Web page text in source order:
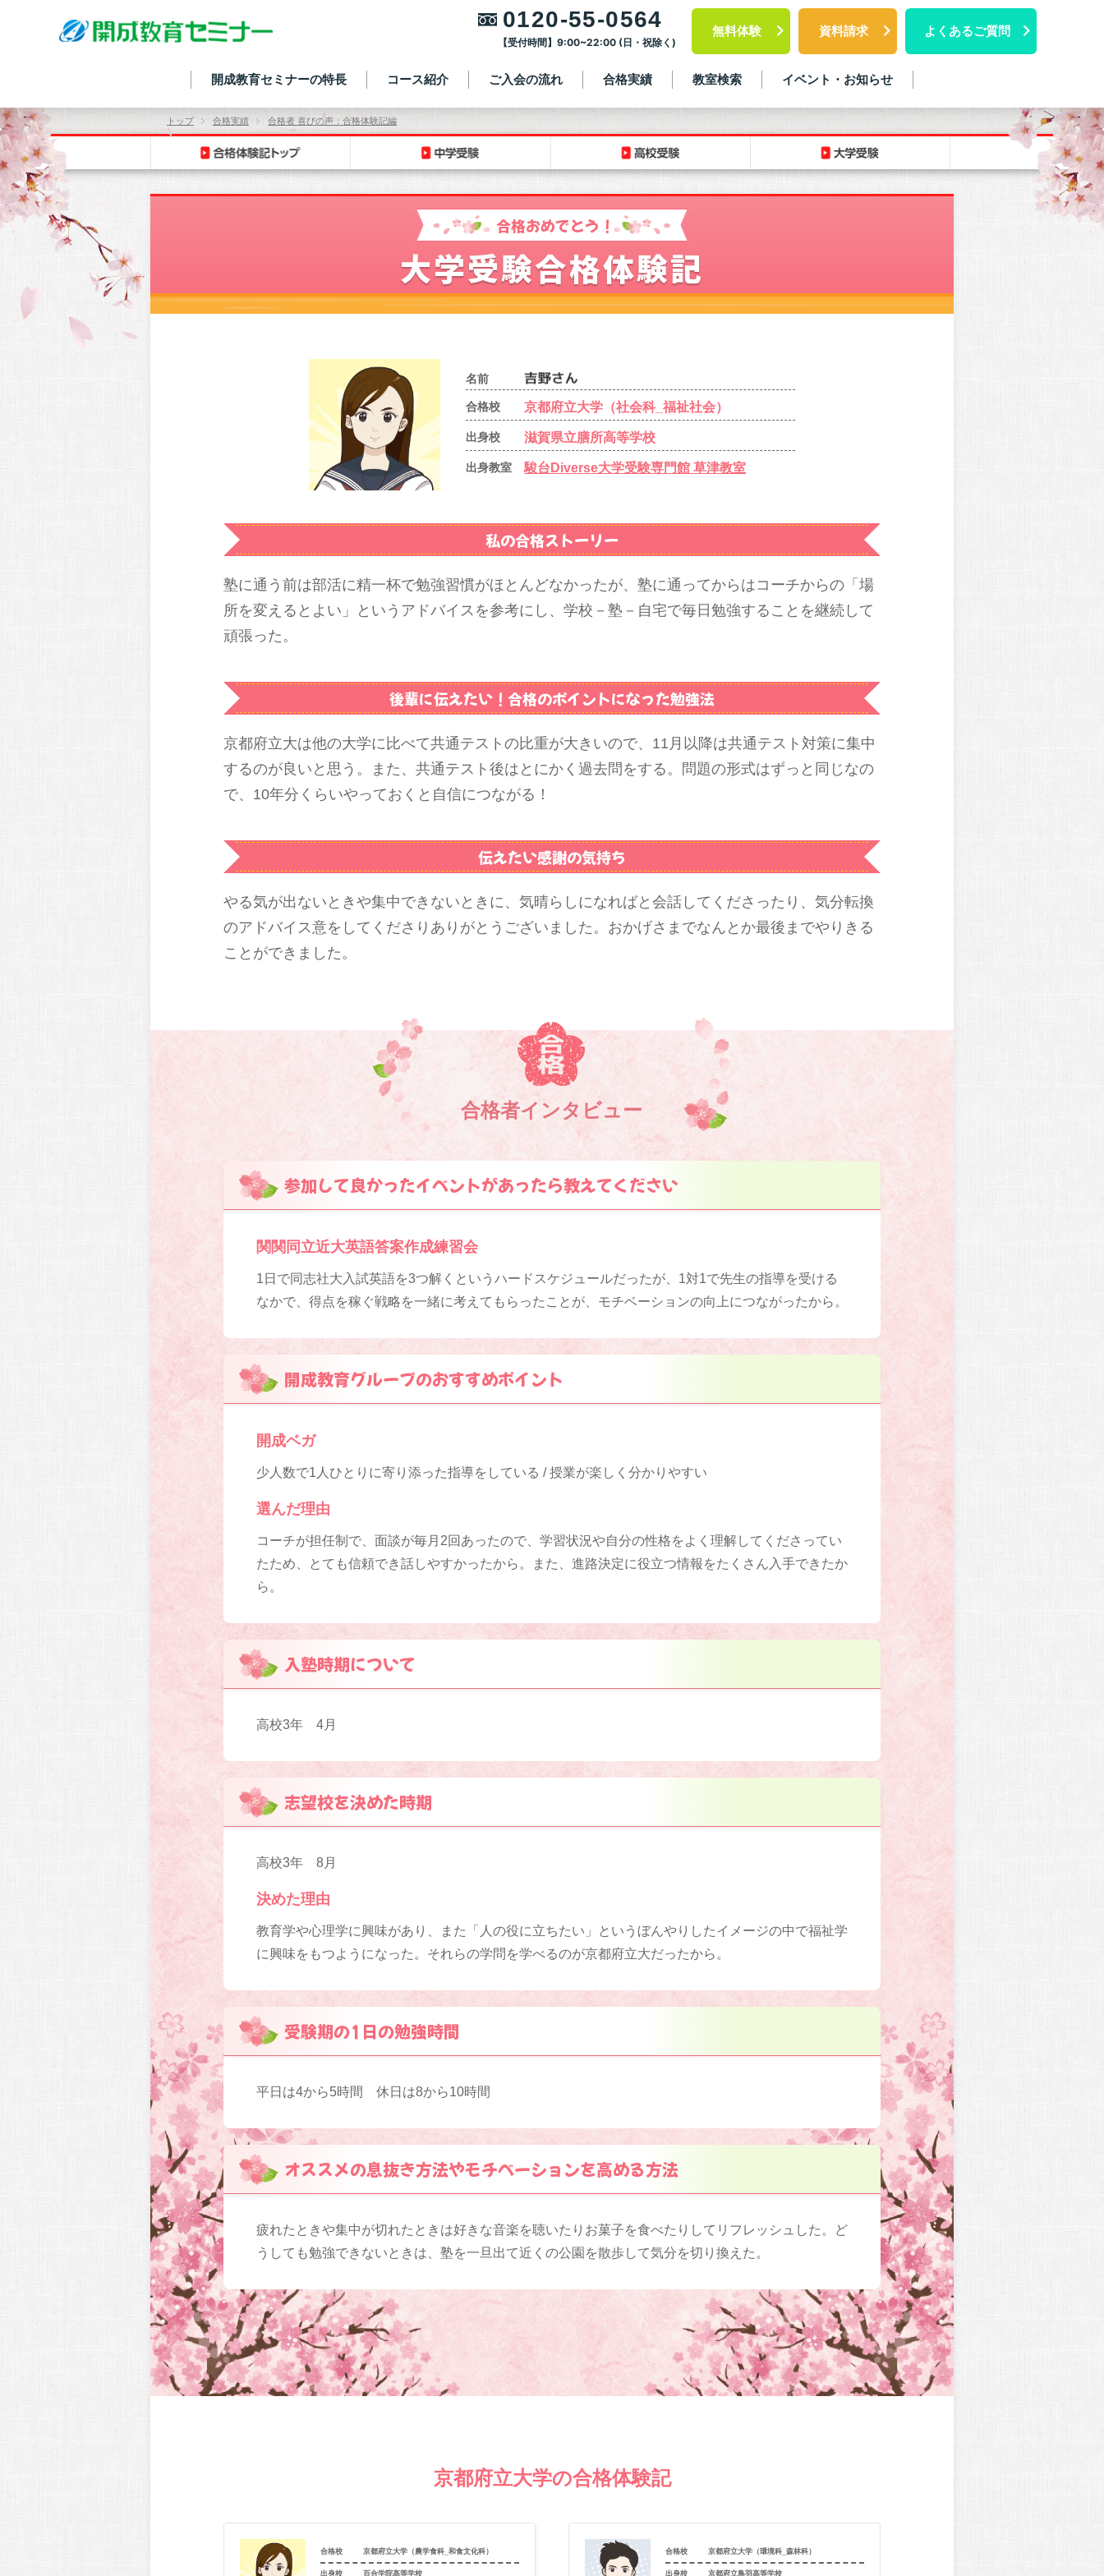
0120-55-0564
【受付時間】9:00~22:00 (日・祝除く)
無料体験 資料請求 よくあるご質問
開成教育セミナーの特長 コース紹介 ご入会の流れ 合格実績 教室検索 イベント・お知らせ
トップ 合格実績 合格者 喜びの声：合格体験記編
合格おめでとう！
大学受験合格体験記
名前
合格校 京都府立大学（社会科_福祉社会）
出身校 滋賀県立膳所高等学校
出身教室 駿台Diverse大学受験専門館 草津教室
私の合格ストーリー
塾に通う前は部活に精一杯で勉強習慣がほとんどなかったが、塾に通ってからはコーチからの「場
所を変えるとよい」というアドバイスを参考にし、学校－塾－自宅で毎日勉強することを継続して
頑張った。
後輩に伝えたい！ 合格のポイントになった勉強法
京都府立大は他の大学に比べて共通テストの比重が大きいので、11月以降は共通テスト対策に集中
するのが良いと思う。また、共通テスト後はとにかく過去問をする。問題の形式はずっと同じなの
で、10年分くらいやっておくと自信につながる！
伝えたい感謝の気持ち
やる気が出ないときや集中できないときに、気晴らしになればと会話してくださったり、気分転換
のアドバイス意をしてくださりありがとうございました。おかげさまでなんとか最後までやりきる
ことができました。
合格者インタビュー
参加して良かったイベントがあったら教えてください
関関同立近大英語答案作成練習会
1日で同志社大入試英語を3つ解くというハードスケジュールだったが、1対1で先生の指導を受ける
なかで、得点を稼ぐ戦略を一緒に考えてもらったことが、モチベーションの向上につながったから。
開成教育グループのおすすめポイント
開成ベガ
少人数で1人ひとりに寄り添った指導をしている / 授業が楽しく分かりやすい
選んだ理由
コーチが担任制で、面談が毎月2回あったので、学習状況や自分の性格をよく理解してくださってい
たため、とても信頼でき話しやすかったから。また、進路決定に役立つ情報をたくさん入手できたか
ら。
入塾時期について
高校3年 4月
志望校を決めた時期
高校3年 8月
決めた理由
教育学や心理学に興味があり、また「人の役に立ちたい」というぼんやりしたイメージの中で福祉学
に興味をもつようになった。それらの学問を学べるのが京都府立大だったから。
受験期の1日の勉強時間
平日は4から5時間 休日は8から10時間
オススメの息抜き方法やモチベーションを高める方法
疲れたときや集中が切れたときは好きな音楽を聴いたりお菓子を食べたりしてリフレッシュした。ど
うしても勉強できないときは、塾を一旦出て近くの公園を散歩して気分を切り換えた。
京都府立大学の合格体験記
合格校 京都府立大学（農学食科_和食文化科）
出身校 百合学院高等学校
合格校 京都府立大学（環境科_森林科）
出身校 京都府立鳥羽高等学校